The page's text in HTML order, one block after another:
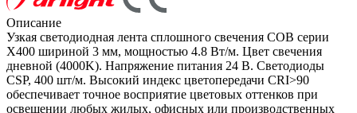
Описание
Узкая светодиодная лента сплошного свечения COB серии
X400 шириной 3 мм, мощностью 4.8 Вт/м. Цвет свечения
дневной (4000K). Напряжение питания 24 В. Светодиоды
CSP, 400 шт/м. Высокий индекс цветопередачи CRI>90
обеспечивает точное восприятие цветовых оттенков при
освещении любых жилых, офисных или производственных